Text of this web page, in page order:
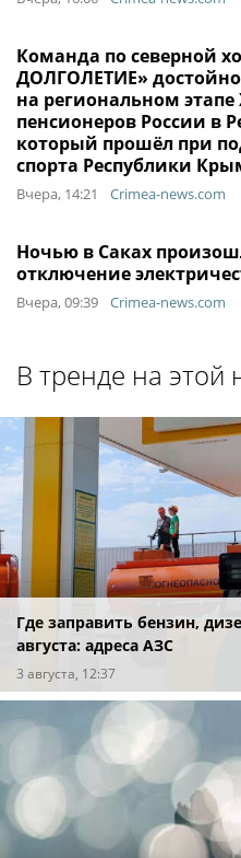
Команда по северной
ДОЛГОЛЕТИЕ»
на региональном
пенсионеров России в
который прошёл при
спорта Республики
Вчера, 14:21 Crimea-news.com
Ночью в Саках
отключение
Вчера, 09:39 Crimea-news.com
В тренде на этой
Где заправить бензин,
августа: адреса АЗС
3 августа, 12:37